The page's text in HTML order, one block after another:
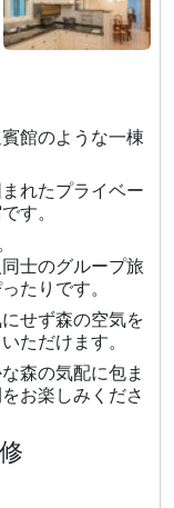
館のような一棟
れたプライベー
す。
士のグループ旅
たりです。
せず森の空気を
ただけます。
森の気配に包ま
お楽しみくださ